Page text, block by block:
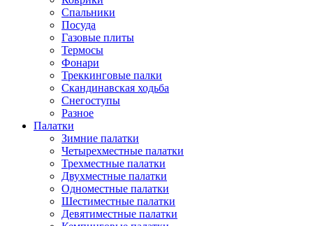
Спальники
Посуда
Газовые плиты
Термосы
Фонари
Треккинговые палки
Скандинавская ходьба
Снегоступы
Разное
Палатки
Зимние палатки
Четырехместные палатки
Трехместные палатки
Двухместные палатки
Одноместные палатки
Шестиместные палатки
Девятиместные палатки